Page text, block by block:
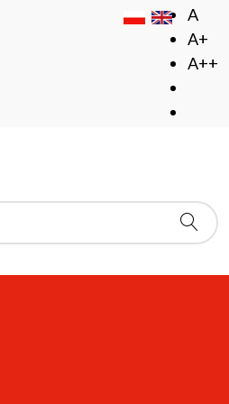
A
A+
A++